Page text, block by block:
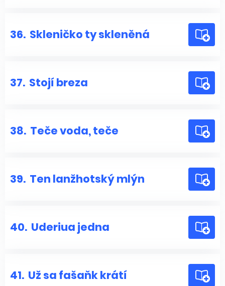
36. Skleničko ty skleněná
37. Stojí breza
38. Teče voda, teče
39. Ten lanžhotský mlýn
40. Uderiua jedna
41. Už sa fašaňk krátí